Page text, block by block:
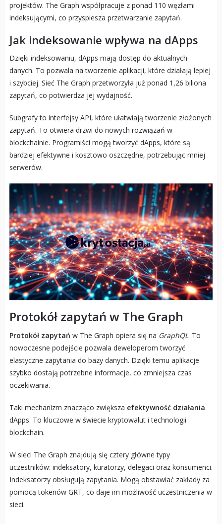
projektów. The Graph współpracuje z ponad 110 węzłami
indeksującymi, co przyspiesza przetwarzanie zapytań.
Jak indeksowanie wpływa na dApps
Dzięki indeksowaniu, dApps mają dostęp do aktualnych
danych. To pozwala na tworzenie aplikacji, które działają lepiej
i szybciej. Sieć The Graph przetworzyła już ponad 1,26 biliona
zapytań, co potwierdza jej wydajność.
Subgrafy to interfejsy API, które ułatwiają tworzenie złożonych
zapytań. To otwiera drzwi do nowych rozwiązań w
blockchainie. Programiści mogą tworzyć dApps, które są
bardziej efektywne i kosztowo oszczędne, potrzebując mniej
serwerów.
Protokół zapytań w The Graph
Protokół zapytań w The Graph opiera się na GraphQL. To
nowoczesne podejście pozwala deweloperom tworzyć
elastyczne zapytania do bazy danych. Dzięki temu aplikacje
szybko dostają potrzebne informacje, co zmniejsza czas
oczekiwania.
Taki mechanizm znacząco zwiększa efektywność działania
dApps. To kluczowe w świecie kryptowalut i technologii
blockchain.
W sieci The Graph znajdują się cztery główne typy
uczestników: indeksatory, kuratorzy, delegaci oraz konsumenci.
Indeksatorzy obsługują zapytania. Mogą obstawiać zakłady za
pomocą tokenów GRT, co daje im możliwość uczestniczenia w
sieci.